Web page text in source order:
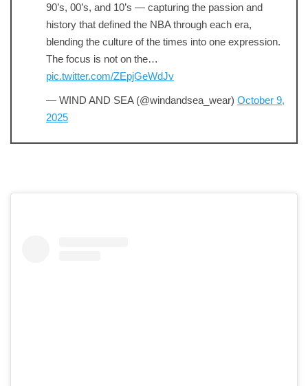
90’s, 00’s, and 10’s — capturing the passion and
history that defined the NBA through each era,
blending the culture of the times into one expression.
The focus is not on the…
pic.twitter.com/ZEpjGeWdJv
— WIND AND SEA (@windandsea_wear) October 9,
2025